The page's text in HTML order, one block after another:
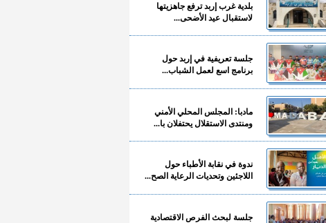
بلدية غرب إربد ترفع جاهزيتها
لاستقبال عيد الأضحى...
جلسة تعريفية في إربد حول
برنامج اسع لعمل الشباب...
مادبا: المجلس المحلي الأمني
ومنتدى الاستقلال يحتفلان با...
ندوة في نقابة الأطباء حول
اللاجئين وتحديات الرعاية الصح...
جلسة لبحث الفرص الاقتصادية